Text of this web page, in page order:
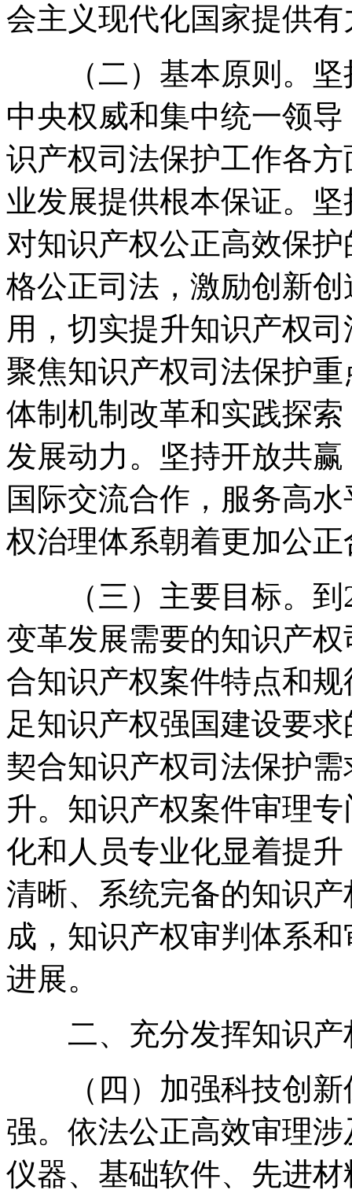
会主义现代化国家提供
（二）基本原则。坚
中央权威和集中统一领
识产权司法保护工作各
业发展提供根本保证。
对知识产权公正高效保
格公正司法，激励创新
用，切实提升知识产权
聚焦知识产权司法保护
体制机制改革和实践探
发展动力。坚持开放共
国际交流合作，服务高
权治理体系朝着更加公
（三）主要目标。到
变革发展需要的知识产
合知识产权案件特点和
足知识产权强国建设要
契合知识产权司法保护
升。知识产权案件审理
化和人员专业化显着提
清晰、系统完备的知识
成，知识产权审判体系
进展。
二、充分发挥知识产
（四）加强科技创新
强。依法公正高效审理
仪器、基础软件、先进